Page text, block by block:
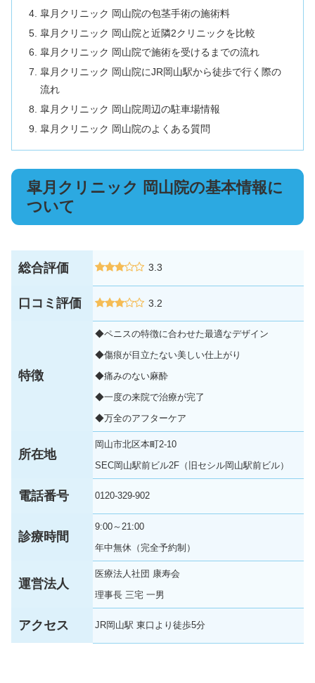
皐月クリニック 岡山院の包茎手術の施術料
皐月クリニック 岡山院と近隣2クリニックを比較
皐月クリニック 岡山院で施術を受けるまでの流れ
皐月クリニック 岡山院にJR岡山駅から徒歩で行く際の
流れ
皐月クリニック 岡山院周辺の駐車場情報
皐月クリニック 岡山院のよくある質問
皐月クリニック 岡山院の基本情報に
ついて
総合評価 3.3
口コミ評価 3.2
特徴
◆ペニスの特徴に合わせた最適なデザイン
◆傷痕が目立たない美しい仕上がり
◆痛みのない麻酔
◆一度の来院で治療が完了
◆万全のアフターケア
所在地
岡山市北区本町2-10
SEC岡山駅前ビル2F（旧セシル岡山駅前ビル）
電話番号 0120-329-902
診療時間
9:00～21:00
年中無休（完全予約制）
運営法人
医療法人社団 康寿会
理事長 三宅 一男
アクセス JR岡山駅 東口より徒歩5分